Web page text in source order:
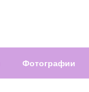
Фотографии